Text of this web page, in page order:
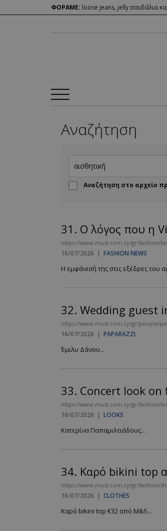
ΦΟΡΑΜΕ: loose jeans, jelly σανδάλια
Αναζήτηση
Αναζήτηση στο αρχείο
31. Ο λόγος που η
https://www.must.com.cy/gr/fashion/
16/07/2026 | FASHION NEWS
Η εμφάνισή της στις εξέδρες του
32. Wedding guest
https://www.must.com.cy/gr/people/
16/07/2026 | PAPARAZZI
Έμιλυ Δάνου...
33. Concert look on
https://www.must.com.cy/gr/fashion/
16/07/2026 | LOOKS
Κατερίνα Παπαμιλτιάδους...
34. Καρό bikini top
https://www.must.com.cy/gr/fashion/
16/07/2026 | CLOTHES
Καρό bikini top €32 από M&S...